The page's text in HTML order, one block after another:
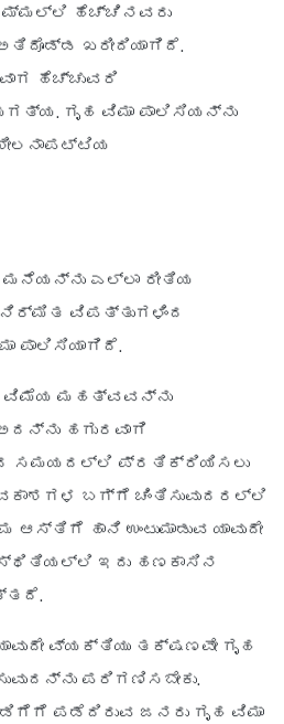
ನಮ್ಮಲ್ಲಿ ಹೆಚ್ಚಿನವರು
ಖರೀದಿಯಾಗಿದೆ.
ಹೆಚ್ಚುವರಿ
ಗೃಹ ವಿಮಾ ಪಾಲಿಸಿಯನ್ನು
ಮನೆಯನ್ನು ಎಲ್ಲಾ ರೀತಿಯ
ವಿಪತ್ತುಗಳಿಂದ
ಪಾಲಿಸಿಯಾಗಿದೆ.
ವಿಮೆಯ ಮಹತ್ವವನ್ನು
ಹಗುರವಾಗಿ
ಸಮಯದಲ್ಲಿ ಪ್ರತಿಕ್ರಿಯಿಸಲು
ಬಗ್ಗೆ ಚಿಂತಿಸುವುದರಲ್ಲಿ
ಹಾನಿ ಉಂಟುಮಾಡುವ ಯಾವುದೇ
ಇದು ಹಣಕಾಸಿನ
ವ್ಯಕ್ತಿಯು ತಕ್ಷಣವೇ ಗೃಹ
ಪರಿಗಣಿಸಬೇಕು.
ಪಡೆದಿರುವ ಜನರು ಗೃಹ ವಿಮಾ